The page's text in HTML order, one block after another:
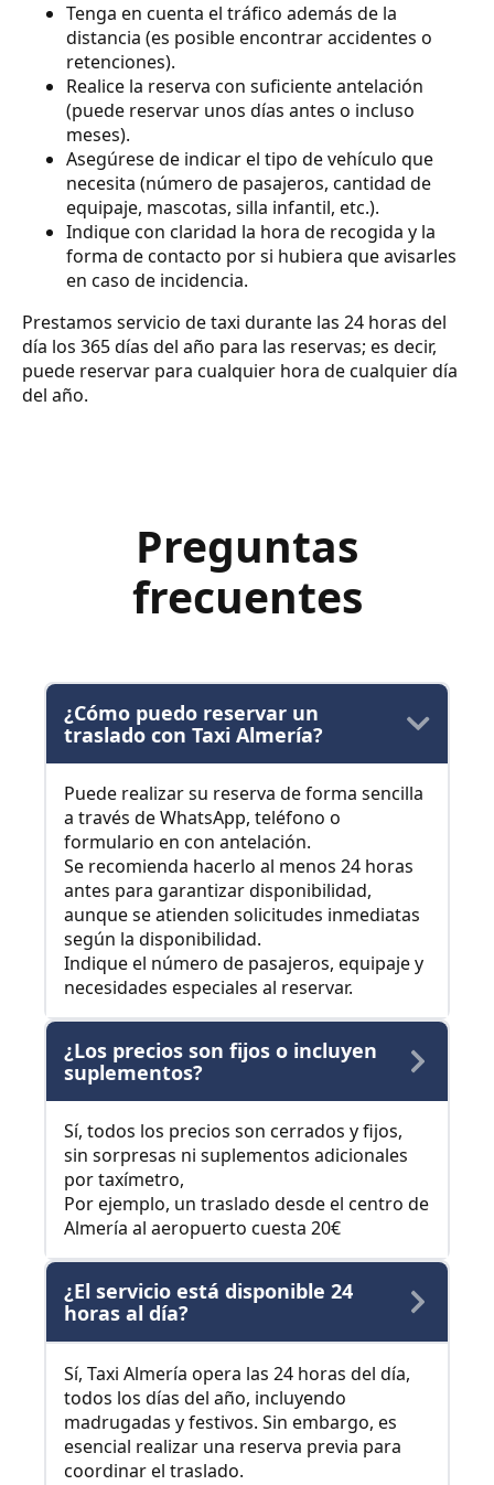
Tenga en cuenta el tráfico además de la
distancia (es posible encontrar accidentes o
retenciones).
Realice la reserva con suficiente antelación
(puede reservar unos días antes o incluso
meses).
Asegúrese de indicar el tipo de vehículo que
necesita (número de pasajeros, cantidad de
equipaje, mascotas, silla infantil, etc.).
Indique con claridad la hora de recogida y la
forma de contacto por si hubiera que avisarles
en caso de incidencia.
Prestamos servicio de taxi durante las 24 horas del
día los 365 días del año para las reservas; es decir,
puede reservar para cualquier hora de cualquier día
del año.
Preguntas
frecuentes
¿Cómo puedo reservar un
traslado con Taxi Almería?
Puede realizar su reserva de forma sencilla
a través de WhatsApp, teléfono o
formulario en con antelación.
Se recomienda hacerlo al menos 24 horas
antes para garantizar disponibilidad,
aunque se atienden solicitudes inmediatas
según la disponibilidad.
Indique el número de pasajeros, equipaje y
necesidades especiales al reservar.
¿Los precios son fijos o incluyen
suplementos?
Sí, todos los precios son cerrados y fijos,
sin sorpresas ni suplementos adicionales
por taxímetro,
Por ejemplo, un traslado desde el centro de
Almería al aeropuerto cuesta 20€
¿El servicio está disponible 24
horas al día?
Sí, Taxi Almería opera las 24 horas del día,
todos los días del año, incluyendo
madrugadas y festivos. Sin embargo, es
esencial realizar una reserva previa para
coordinar el traslado.